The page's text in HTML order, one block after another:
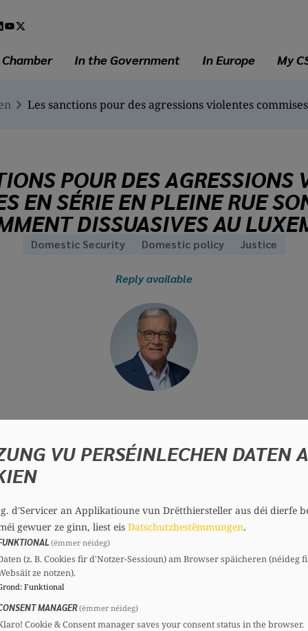
In the Government In Europe My
POUR DES AGRESSIONS
EN SÉRIE EN PLEINE RUE
DISSUASIVES AU
Domestic Security Domestic policy Justice
Reply available
Chambre, je vous prie de bien vouloir
de six agressions particulièrement violentes
Les faits, survenus le 17 février 2023, ont donné
été commis de manière délibérée, les
quant à la réponse pénale face à des
recours au sursis dans ce type de situations.
VU PERSÉINLECHEN DATEN A
d'Servicer an Applikatioune vun Drëtthiersteller aus déi dierfe
gewuer ze ginn, liest eis Datschutzbestëmmungen.
(ëmmer néideg)
(z. B. Cookies fir d'Notzer-Sessioun) am Browser späicheren (néideg
ze notzen).
: Funktional
MANAGER(ëmmer néideg)
Cookie & Consent manager saves your consent status in the browser.